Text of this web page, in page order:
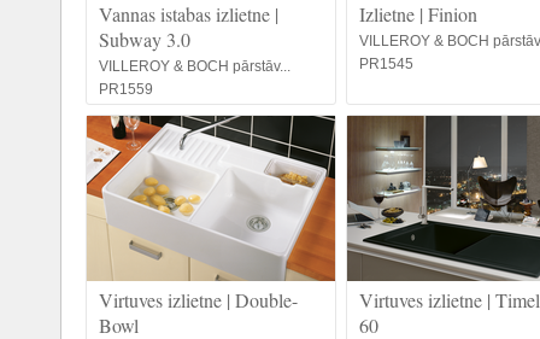
Vannas istabas izlietne |
Subway 3.0
VILLEROY & BOCH pārstāv...
PR1559
Izlietne | Finion
VILLEROY & BOCH
PR1545
Virtuves izlietne | Double-
Bowl
Virtuves izlietne |
60